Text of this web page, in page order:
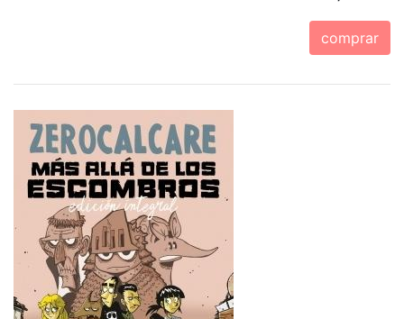
comprar